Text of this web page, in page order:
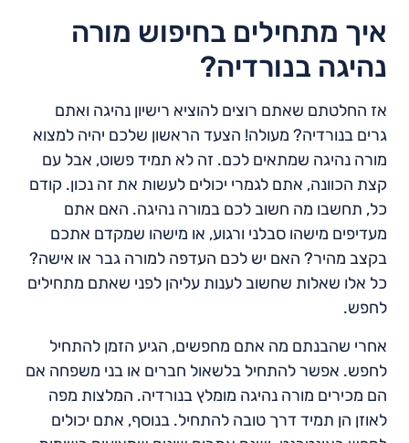
איך מתחילים בחיפוש מורה
נהיגה בנורדיה?
אז החלטתם שאתם רוצים להוציא רישיון נהיגה ואתם
גרים בנורדיה? מעולה! הצעד הראשון שלכם יהיה למצוא
מורה נהיגה שמתאים לכם. זה לא תמיד פשוט, אבל עם
קצת הכוונה, אתם לגמרי יכולים לעשות את זה נכון. קודם
כל, תחשבו מה חשוב לכם במורה נהיגה. האם אתם
מעדיפים מישהו סבלני ורגוע, או מישהו שמקדם אתכם
בקצב מהיר? האם יש לכם העדפה למורה גבר או אישה?
כל אלו שאלות שחשוב לענות עליהן לפני שאתם מתחילים
לחפש.
אחרי שהבנתם מה אתם מחפשים, הגיע הזמן להתחיל
לחפש. אפשר להתחיל בלשאול חברים או בני משפחה אם
הם מכירים מורה נהיגה מומלץ בנורדיה. המלצות מפה
לאוזן הן תמיד דרך טובה להתחיל. בנוסף, אתם יכולים